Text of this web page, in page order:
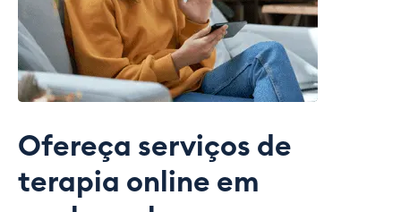
Ofereça serviços de
terapia online em